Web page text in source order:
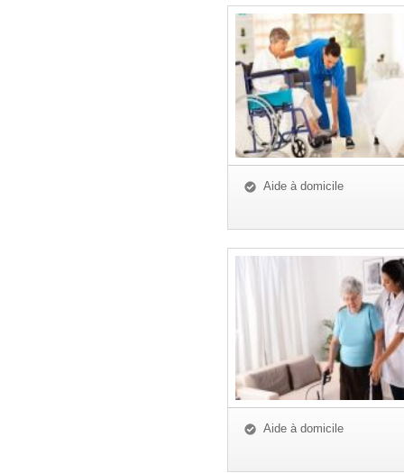
Aide à domicile
Aide à domicile